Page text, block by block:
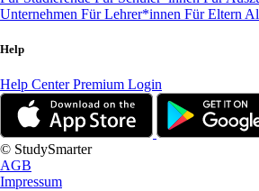
Unternehmen Für Lehrer*innen Für Eltern
Help
Help CenterPremium Login
© StudySmarter
AGB
Impressum